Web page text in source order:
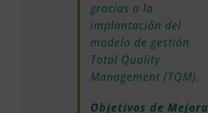
gracias a la
implantación del
modelo de gestión
Total Quality
Management (TQM).
Objetivos de Mejora